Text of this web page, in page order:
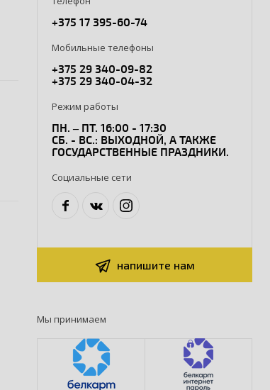
+375 17 395-60-74
Мобильные телефоны
+375 29 340-09-82
+375 29 340-04-32
Режим работы
ПН. – ПТ. 16:00 - 17:30
СБ. - ВС.: ВЫХОДНОЙ, А ТАКЖЕ
ГОСУДАРСТВЕННЫЕ ПРАЗДНИКИ.
Социальные сети
напишите нам
Мы принимаем